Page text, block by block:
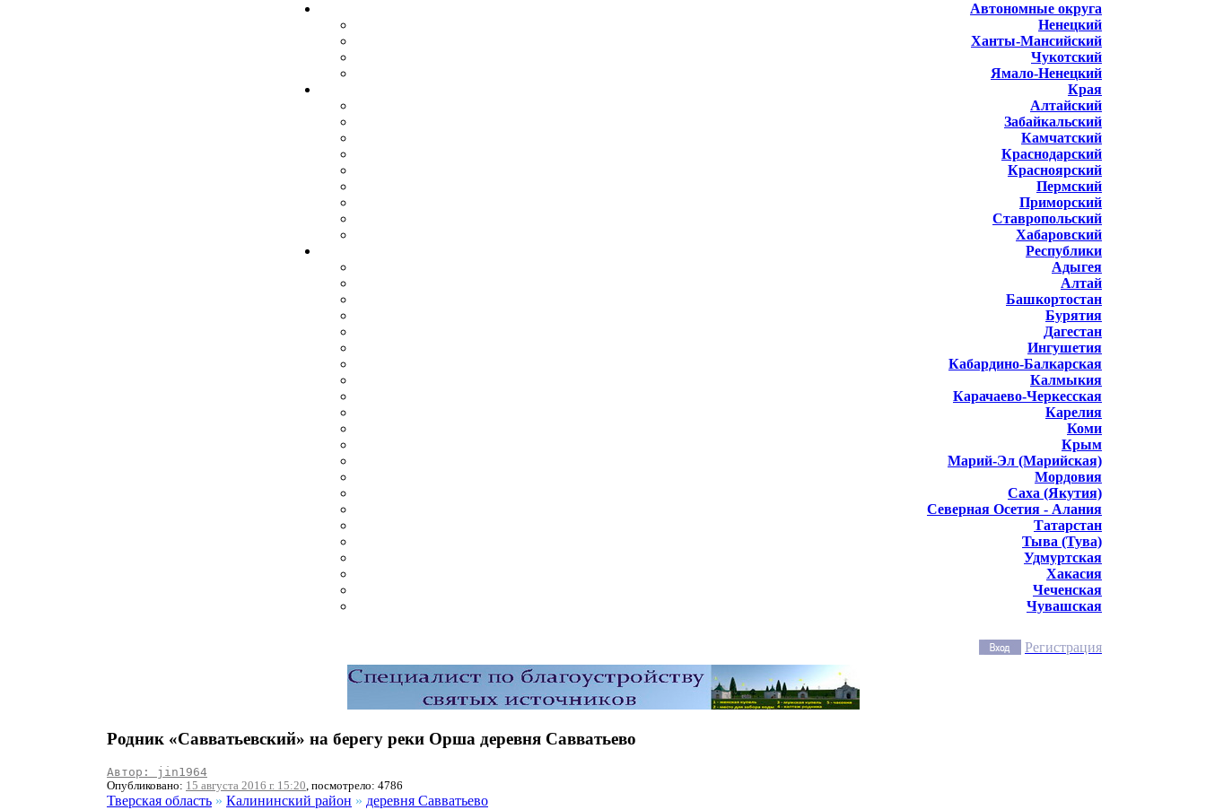
Автономные округа
Ненецкий
Ханты-Мансийский
Чукотский
Ямало-Ненецкий
Края
Алтайский
Забайкальский
Камчатский
Краснодарский
Красноярский
Пермский
Приморский
Ставропольский
Хабаровский
Республики
Адыгея
Алтай
Башкортостан
Бурятия
Дагестан
Ингушетия
Кабардино-Балкарская
Калмыкия
Карачаево-Черкесская
Карелия
Коми
Крым
Марий-Эл (Марийская)
Мордовия
Саха (Якутия)
Северная Осетия - Алания
Татарстан
Тыва (Тува)
Удмуртская
Хакасия
Чеченская
Чувашская
Регистрация
Родник «Савватьевский» на берегу реки Орша деревня Савватьево
Автор: jin1964
Опубликовано: 15 августа 2016 г. 15:20, посмотрело: 4786
Тверская область » Калининский район » деревня Савватьево